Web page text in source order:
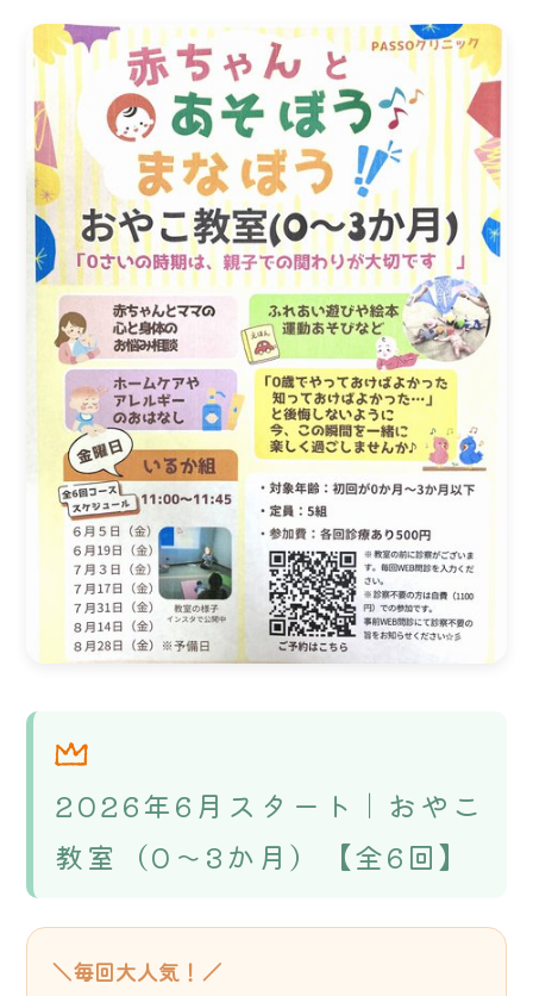
2026年6月スタート｜おやこ
教室（0～3か月）【全6回】
＼毎回大人気！／